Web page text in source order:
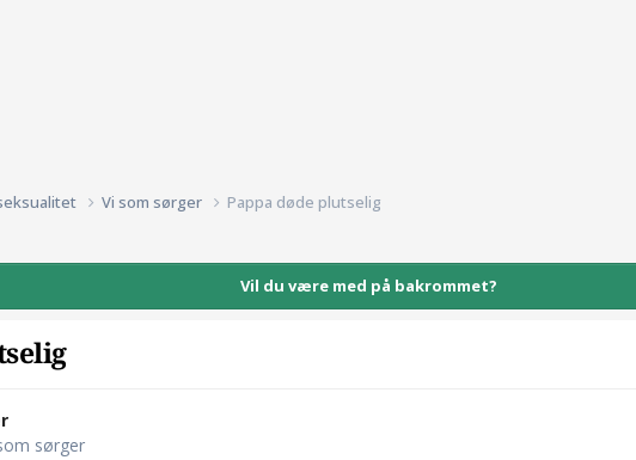
Vi som sørger Pappa døde plutselig
Vil du være med på bakrommet?
sørger